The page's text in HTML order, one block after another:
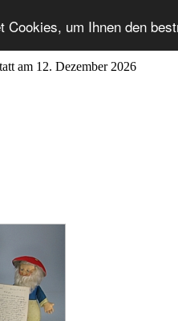
Cookies, um Ihnen den
am 12. Dezember 2026